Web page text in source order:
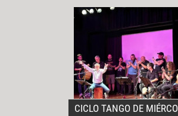
CICLO TANGO DE